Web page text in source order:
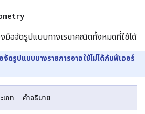
มือจัดรูปแบบทางเรขาคณิตทั้งหมดที่ใช้ได้
จัดรูปแบบบางรายการอาจใช้ไม่ได้กับฟีเจอร์
เภท คำอธิบาย